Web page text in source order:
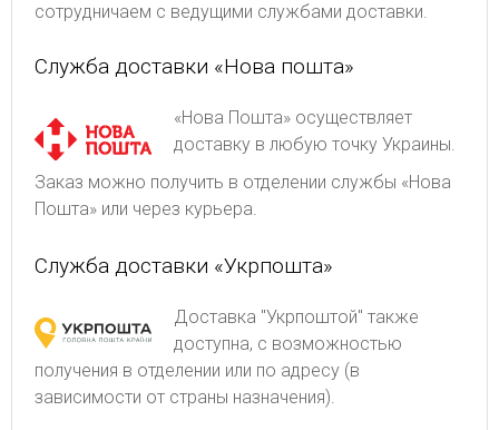
сотрудничаем с ведущими службами доставки.
Служба доставки «Нова пошта»
«Нова Пошта» осуществляет
доставку в любую точку Украины.
Заказ можно получить в отделении службы «Нова
Пошта» или через курьера.
Служба доставки «Укрпошта»
Доставка "Укрпоштой" также
доступна, с возможностью
получения в отделении или по адресу (в
зависимости от страны назначения).